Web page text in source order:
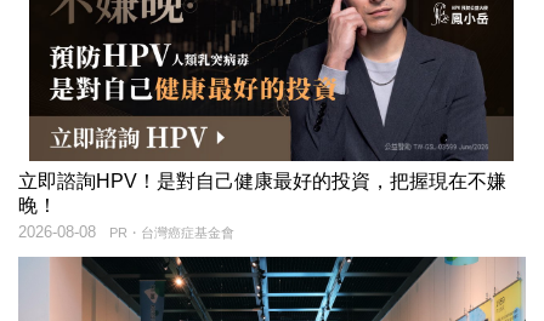
立即諮詢HPV！是對自己健康最好的投資，把握現在不嫌
晚！
PR・台灣癌症基金會
2026-08-08